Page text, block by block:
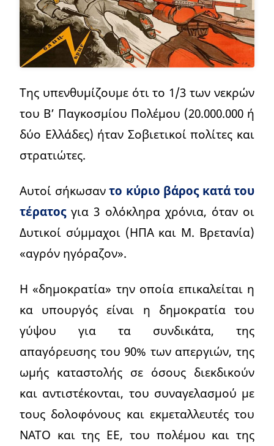
Της υπενθυμίζουμε ότι το 1/3 των νεκρών
του Β’ Παγκοσμίου Πολέμου (20.000.000 ή
δύο Ελλάδες) ήταν Σοβιετικοί πολίτες και
στρατιώτες.
Αυτοί σήκωσαντο κύριο βάρος κατά του
τέρατοςγια 3 ολόκληρα χρόνια, όταν οι
Δυτικοί σύμμαχοι (ΗΠΑ και Μ. Βρετανία)
«αγρόν ηγόραζον».
Η «δημοκρατία» την οποία επικαλείται η
κα υπουργός είναι η δημοκρατία του
γύψου για τα συνδικάτα, της
απαγόρευσης του 90% των απεργιών, της
ωμής καταστολής σε όσους διεκδικούν
και αντιστέκονται, του συναγελασμού με
τους δολοφόνους και εκμεταλλευτές του
ΝΑΤΟ και της ΕΕ, του πολέμου και της